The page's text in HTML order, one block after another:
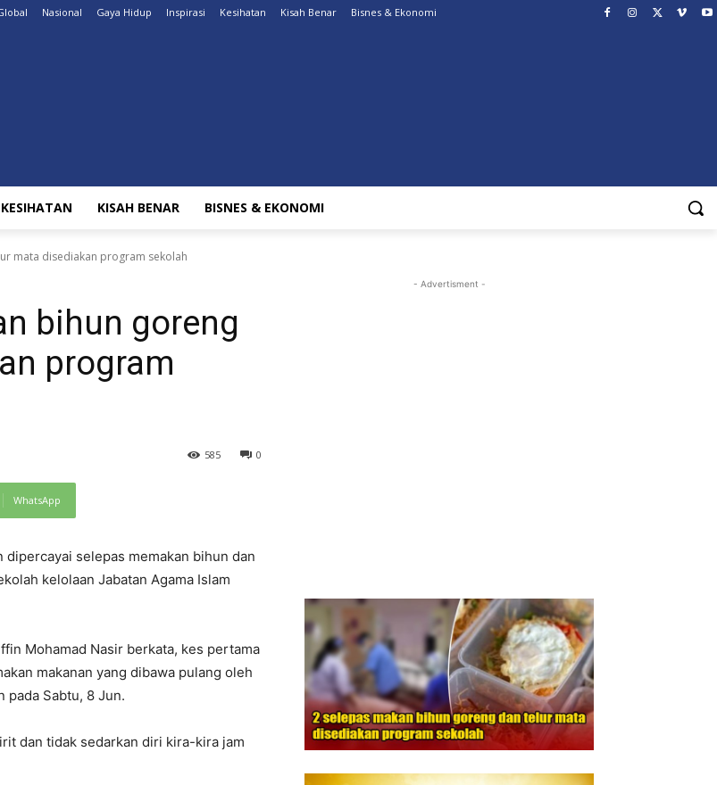
Nasional Gaya Hidup Inspirasi Kesihatan Kisah Benar Bisnes & Ekonomi
KESIHATAN KISAH BENAR BISNES & EKONOMI
mata disediakan program sekolah
bihun goreng
program
0
585
WhatsApp
selepas memakan bihun dan
kelolaan Jabatan Agama Islam
Mohamad Nasir berkata, kes pertama
makanan yang dibawa pulang oleh
pada Sabtu, 8 Jun.
dan tidak sedarkan diri kira-kira jam
- Advertisment -